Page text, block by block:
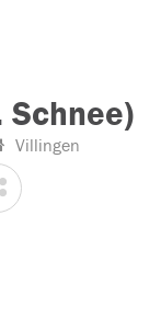
Schnee)
Villingen